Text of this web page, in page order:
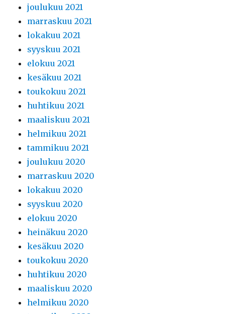
joulukuu 2021
marraskuu 2021
lokakuu 2021
syyskuu 2021
elokuu 2021
kesäkuu 2021
toukokuu 2021
huhtikuu 2021
maaliskuu 2021
helmikuu 2021
tammikuu 2021
joulukuu 2020
marraskuu 2020
lokakuu 2020
syyskuu 2020
elokuu 2020
heinäkuu 2020
kesäkuu 2020
toukokuu 2020
huhtikuu 2020
maaliskuu 2020
helmikuu 2020